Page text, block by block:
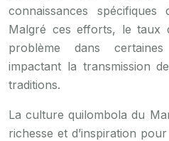
connaissances spécifiques
Malgré ces efforts, le taux
problème dans
impactant la transmission
traditions.
La culture quilombola du
richesse et d’inspiration